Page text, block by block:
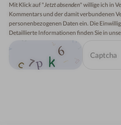
Mit Klick auf " Jetzt absenden" willige ich in
Kommentars und der damit verbundenen
personenbezogenen Daten ein. Die
Detaillierte Informationen finden Sie in